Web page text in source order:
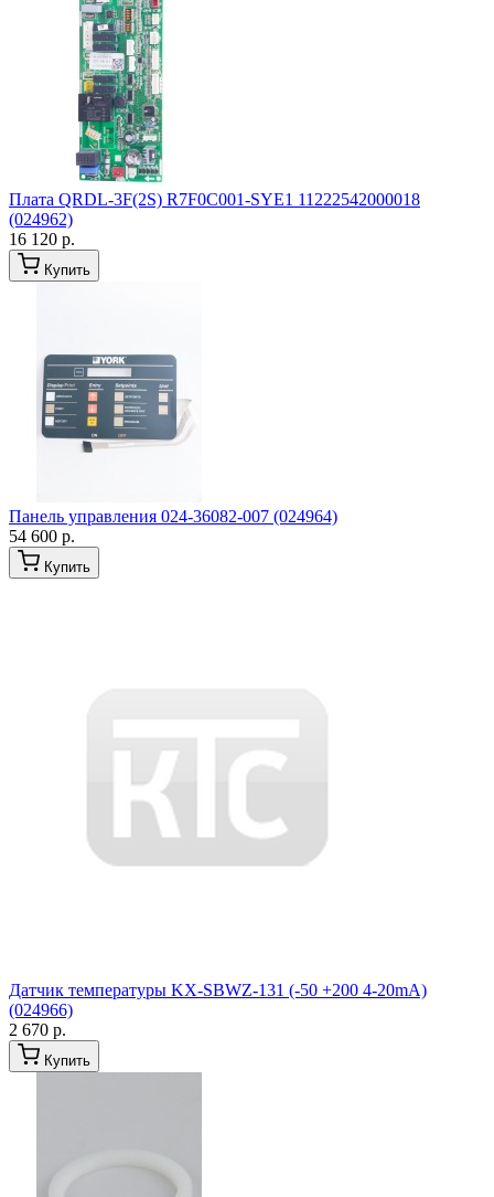
Плата QRDL-3F(2S) R7F0C001-SYE1 11222542000018
(024962)
16 120 р.
Купить
Панель управления 024-36082-007 (024964)
54 600 р.
Купить
Датчик температуры KX-SBWZ-131 (-50 +200 4-20mA)
(024966)
2 670 р.
Купить